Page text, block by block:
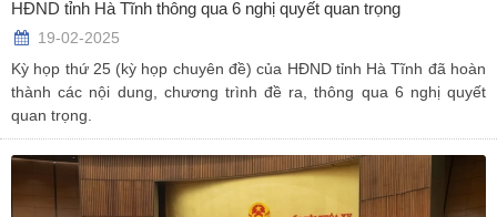
HĐND tỉnh Hà Tĩnh thông qua 6 nghị quyết quan trọng
19-02-2025
Kỳ họp thứ 25 (kỳ họp chuyên đề) của HĐND tỉnh Hà Tĩnh đã hoàn
thành các nội dung, chương trình đề ra, thông qua 6 nghị quyết
quan trọng.